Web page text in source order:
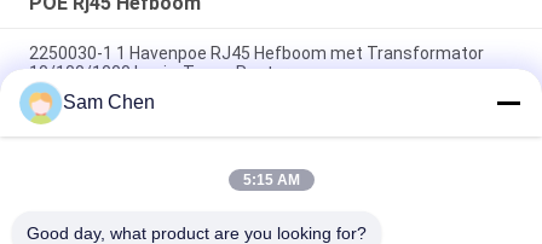
2250030-1 1 Havenpoe RJ45 Hefboom met Transformator
10/100/1000 basis-T voor Router
10P POE RJ45 Jack Single Port Top Enter met leiden en
Transformator
8P interne Magnetische RJ45 met Transformator
Sam Chen
5:15 AM
Good day, what product are you looking for?